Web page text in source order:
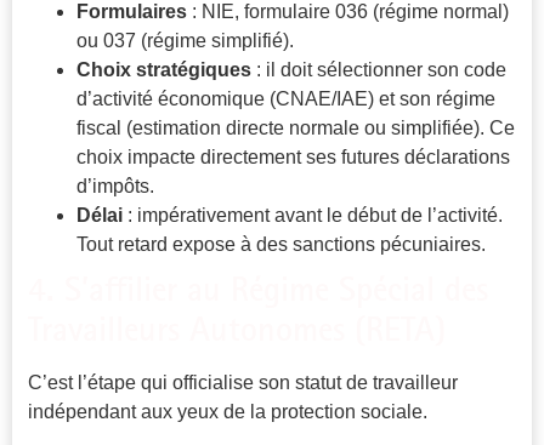
Formulaires : NIE, formulaire 036 (régime normal)
ou 037 (régime simplifié).
Choix stratégiques: il doit sélectionner son code
d’activité économique (CNAE/IAE) et son régime
fiscal (estimation directe normale ou simplifiée). Ce
choix impacte directement ses futures déclarations
d’impôts.
Délai : impérativement avant le début de l’activité.
Tout retard expose à des sanctions pécuniaires.
C’est l’étape qui officialise son statut de travailleur
indépendant aux yeux de la protection sociale.